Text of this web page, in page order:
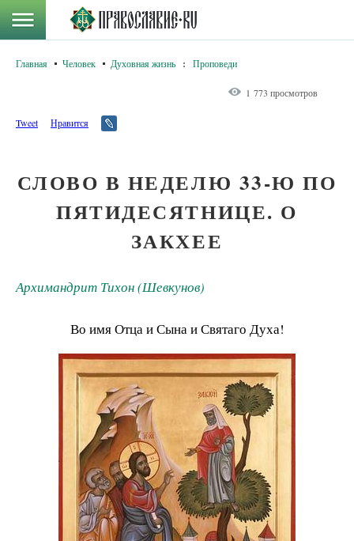
Главная Человек Духовная жизнь : Проповеди
1 773 просмотров
Tweet Нравится
СЛОВО В НЕДЕЛЮ 33-Ю ПО
ПЯТИДЕСЯТНИЦЕ. О
ЗАКХЕЕ
Архимандрит Тихон (Шевкунов)
Во имя Отца и Сына и Святаго Духа!